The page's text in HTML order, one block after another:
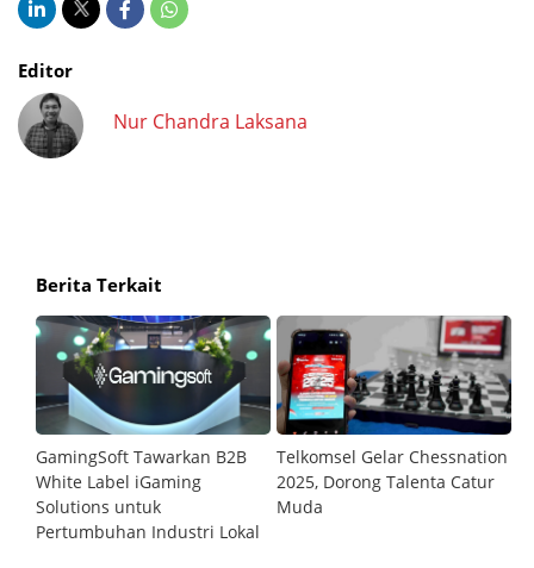
Editor
Nur Chandra Laksana
Berita Terkait
GamingSoft Tawarkan B2B
White Label iGaming
Solutions untuk
Pertumbuhan Industri Lokal
Telkomsel Gelar Chessnation
2025, Dorong Talenta Catur
Muda